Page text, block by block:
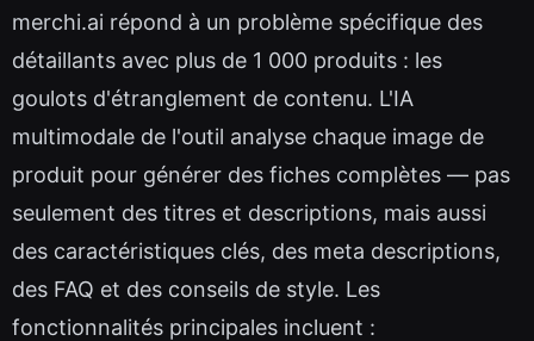
merchi.ai répond à un problème spécifique des
détaillants avec plus de 1 000 produits : les
goulots d'étranglement de contenu. L'IA
multimodale de l'outil analyse chaque image de
produit pour générer des fiches complètes — pas
seulement des titres et descriptions, mais aussi
des caractéristiques clés, des meta descriptions,
des FAQ et des conseils de style. Les
fonctionnalités principales incluent :